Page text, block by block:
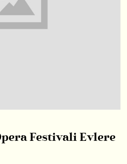
Festivali Evlere